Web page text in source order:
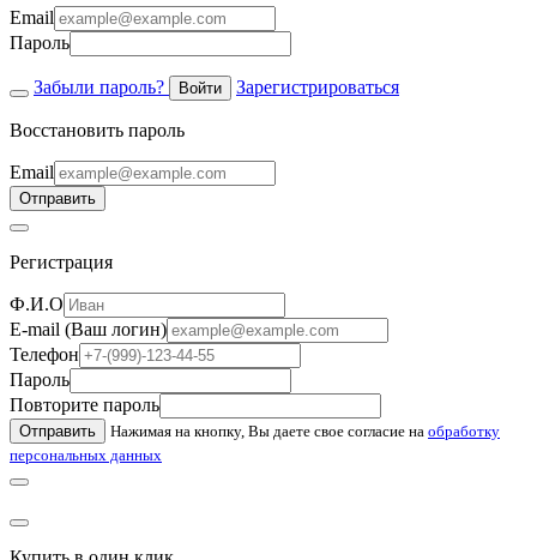
Email
Пароль
Забыли пароль? Войти Зарегистрироваться
Восстановить пароль
Email
Отправить
Регистрация
Ф.И.О
E-mail (Ваш логин)
Телефон
Пароль
Повторите пароль
Отправить Нажимая на кнопку, Вы даете свое согласие на обработку
персональных данных